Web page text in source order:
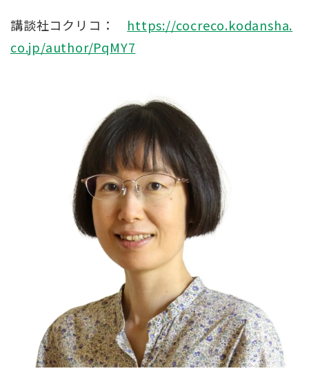
講談社コクリコ： https://cocreco.kodansha.
co.jp/author/PqMY7